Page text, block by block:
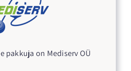
pakkuja on Mediserv OÜ